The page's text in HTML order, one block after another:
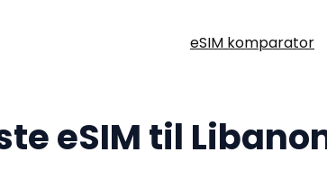
eSIM komparator
eSIM til